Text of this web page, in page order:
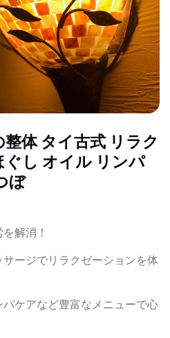
体 タイ古式 リラク
し オイル リンパ
ぼ
解消！
ージでリラクゼーションを体
ケアなど豊富なメニューで心